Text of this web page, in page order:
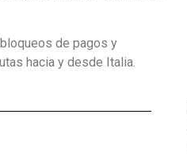
de pagos y
hacia y desde Italia.